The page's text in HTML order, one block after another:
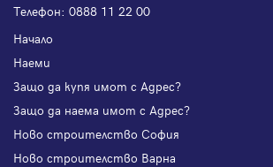
Телефон: 0888 11 22 00
Начало
Наеми
Защо да купя имот с Адрес?
Защо да наема имот с Адрес?
Ново строителство София
Ново строителство Варна